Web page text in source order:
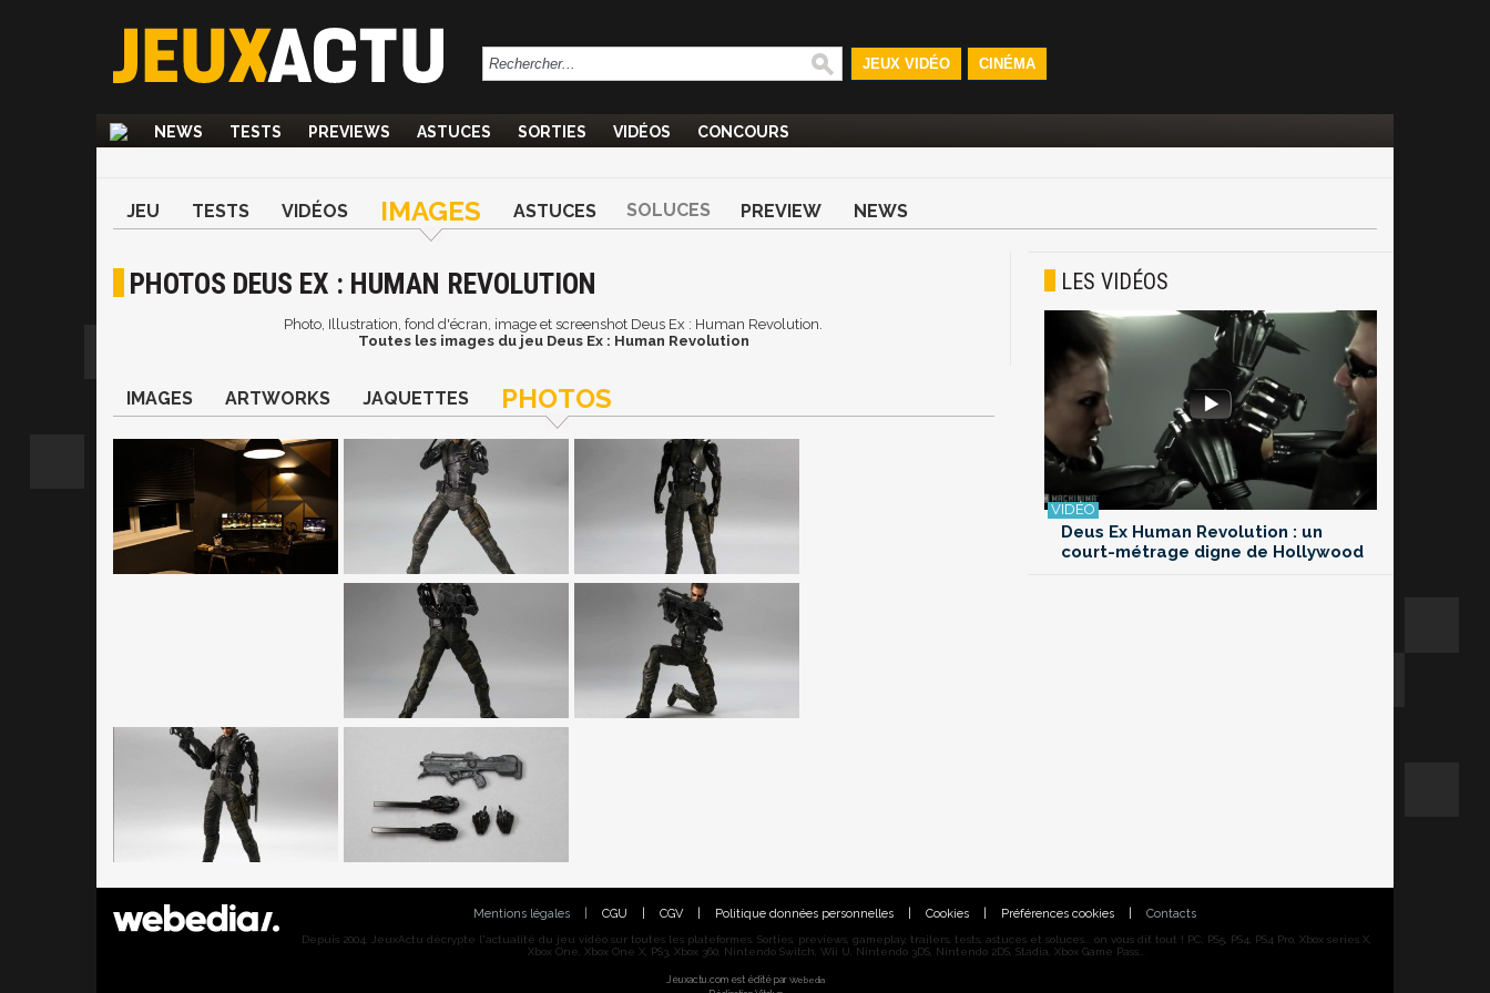
JEUX VIDÉO CINÉMA
NEWS TESTS PREVIEWS ASTUCES SORTIES VIDÉOS CONCOURS
JEU TESTS VIDÉOS IMAGES ASTUCES SOLUCES PREVIEW NEWS
PHOTOS DEUS EX : HUMAN REVOLUTION
Photo, Illustration, fond d'écran, image et screenshot Deus Ex : Human Revolution.
Toutes les images du jeu Deus Ex : Human Revolution
IMAGES ARTWORKS JAQUETTES PHOTOS
LES VIDÉOS
Deus Ex Human Revolution : un
court-métrage digne de Hollywood
Mentions légales CGU CGV Politique données personnelles Cookies Préférences cookies Contacts
Depuis 2004, JeuxActu décrypte l'actualité du jeu vidéo sur toutes les plateformes. Sorties, previews, gameplay, trailers, tests, astuces et soluces... on vous dit tout ! PC, PS5, PS4, PS4 Pro, Xbox series X,
Xbox One, Xbox One X, PS3, Xbox 360, Nintendo Switch, Wii U, Nintendo 3DS, Nintendo 2DS, Stadia, Xbox Game Pass...
Jeuxactu.com est édité par Webedia